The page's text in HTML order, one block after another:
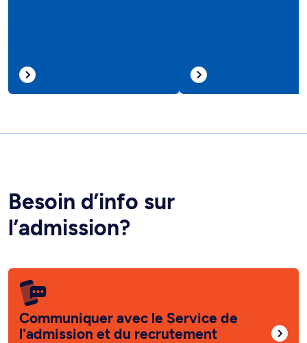
Besoin d’info sur
l’admission?
Communiquer avec le Service de
l'admission et du recrutement